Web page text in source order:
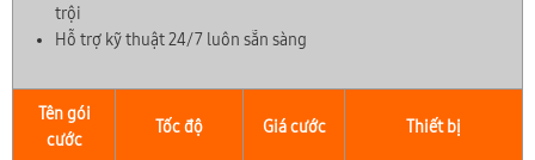
trội
Hỗ trợ kỹ thuật 24/7 luôn sẵn sàng
Tên gói
cước
Tốc độ Giá cước Thiết bị